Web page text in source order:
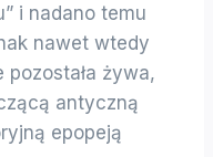
i nadano temu
nawet wtedy
żywa,
antyczną
epopeją